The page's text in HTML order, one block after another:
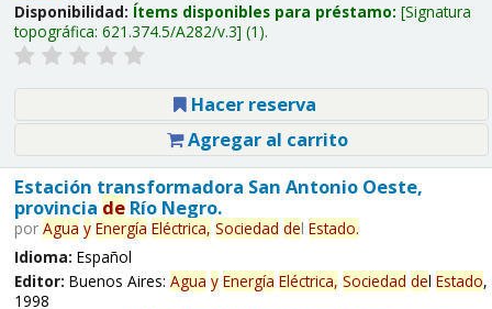
Disponibilidad: Ítems disponibles para préstamo: Signatura
topográfica: 621.374.5/A282/v.3 (1).
Hacer reserva
Agregar al carrito
Estación transformadora San Antonio Oeste,
provincia deRío Negro.
por Agua y Energía Eléctrica, Sociedad del Estado.
Idioma: Español
Editor: Buenos Aires: Agua y Energía Eléctrica, Sociedad del Estado,
1998